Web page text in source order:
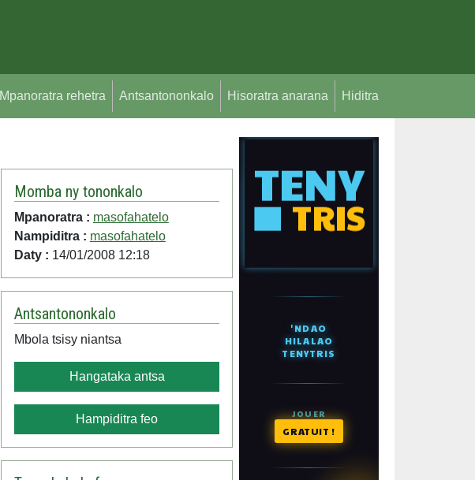
Mpanoratra rehetra Antsantononkalo Hisoratra anarana Hiditra
Momba ny tononkalo
Mpanoratra : masofahatelo
Nampiditra : masofahatelo
Daty : 14/01/2008 12:18
Antsantononkalo
Mbola tsisy niantsa
Hangataka antsa
Hampiditra feo